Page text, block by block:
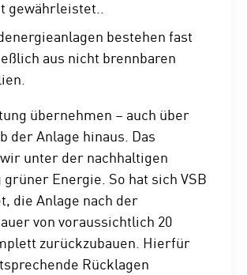
gewährleistet..
bestehen fast
aus nicht brennbaren
übernehmen – auch über
der Anlage hinaus. Das
unter der nachhaltigen
Energie. So hat sich VSB
die Anlage nach der
von voraussichtlich 20
zurückzubauen. Hierfür
Rücklagen